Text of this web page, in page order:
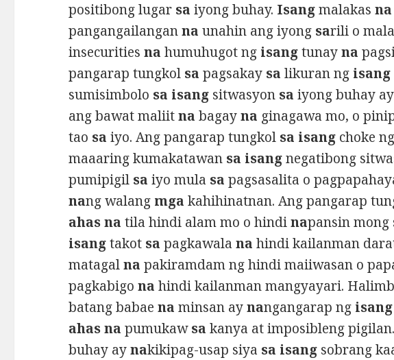
positibong lugar sa iyong buhay. Isangmalakasna
pangangailanganna unahin ang iyong sarili o
insecuritiesna humuhugot ng isangtunayna
pangarap tungkol sa pagsakay sa likuran ng isang
sumisimbolo sa isang sitwasyon sa iyong buhay
ang bawat maliitna bagayna ginagawa mo, o
tao sa iyo. Ang pangarap tungkol sa isang choke ng
maaaring kumakatawan sa isangnegatibong
pumipigil sa iyo mula sa pagsasalita o
nang walang mga kahihinatnan. Ang pangarap
ahas na tila hindi alam mo o hindinapansin
isangtakot sa pagkawalana hindi kailanman
matagalna pakiramdam ng hindi maiiwasan o
pagkabigona hindi kailanman mangyayari.
batang babaena minsan aynangangarap ng
ahas na pumukawsa kanya at imposibleng
buhay aynakikipag-usap siya sa isang sobrang